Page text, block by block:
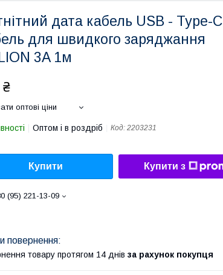
дата кабель USB - Type-C
для швидкого заряджання
3A 1м
₴
оптові ціни
Оптом і в роздріб Код: 2203231
Купити Купити з
(95) 221-13-09
товару протягом 14 днів за рахунок покупця